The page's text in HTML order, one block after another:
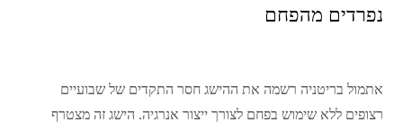
נפרדים מהפחם
אתמול בריטניה רשמה את ההישג חסר התקדים של שבועיים
רצופים ללא שימוש בפחם לצורך ייצור אנרגיה. הישג זה מצטרף